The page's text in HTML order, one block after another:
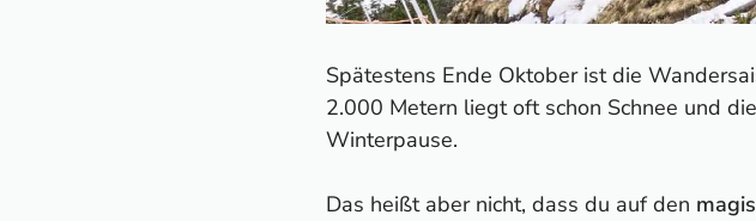
Spätestens Ende Oktober ist die
2.000 Metern liegt oft schon Schnee und
Winterpause.
Das heißt aber nicht, dass du auf den